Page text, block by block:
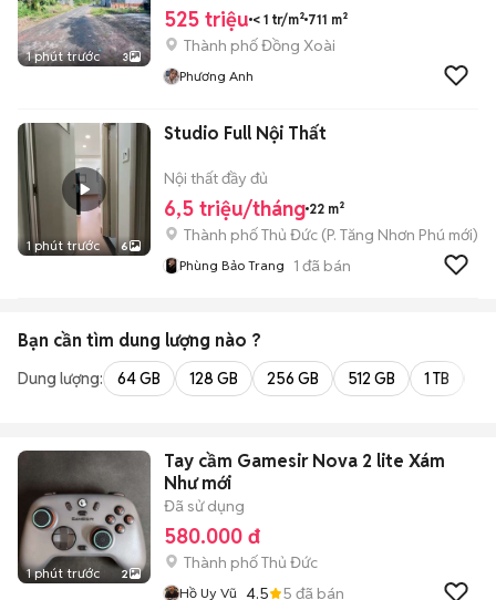
1 phút trước 3
525 triệu < 1 tr/m² 711 m²
Thành phố Đồng Xoài
Phương Anh
1 phút trước 6
Studio Full Nội Thất
Nội thất đầy đủ
6,5 triệu/tháng 22 m²
Thành phố Thủ Đức (P. Tăng Nhơn Phú mới)
Phùng Bảo Trang 1 đã bán
Bạn cần tìm dung lượng nào ?
Dung lượng: 64 GB 128 GB 256 GB 512 GB 1 TB
1 phút trước 2
Tay cầm Gamesir Nova 2 lite Xám
Như mới
Đã sử dụng
580.000 đ
Thành phố Thủ Đức
Hồ Uy Vũ 4.5 5 đã bán